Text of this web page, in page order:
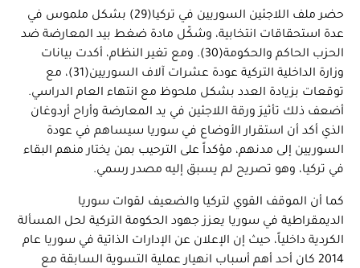
حضر ملف اللاجئين السوريين في تركيا(29) بشكل ملموس في
عدة استحقاقات انتخابية، وشكّل مادة ضغط بيد المعارضة ضد
الحزب الحاكم والحكومة(30). ومع تغير النظام، أكدت بيانات
وزارة الداخلية التركية عودة عشرات آلاف السوريين(31)، مع
توقعات بزيادة العدد بشكل ملحوظ مع انتهاء العام الدراسي.
أضعف ذلك تأثيرَ ورقة اللاجئين في يد المعارضة وأراح أردوغان
الذي أكد أن استقرار الأوضاع في سوريا سيساهم في عودة
السوريين إلى مدنهم، مؤكداً على الترحيب بمن يختار منهم البقاء
في تركيا، وهو تصريح لم يسبق إليه مصدر رسمي.
كما أن الموقف القوي لتركيا والضعيف لقوات سوريا
الديمقراطية في سوريا يعزز جهود الحكومة التركية لحل المسألة
الكردية داخلياً، حيث إن الإعلان عن الإدارات الذاتية في سوريا عام
2014 كان أحد أهم أسباب انهيار عملية التسوية السابقة مع